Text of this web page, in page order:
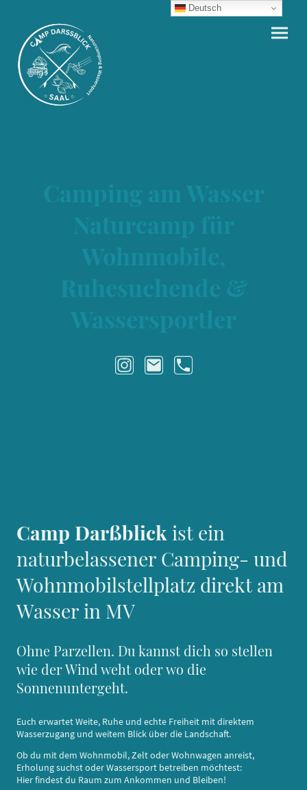
Camp Darßblick ist ein
naturbelassener Camping- und
Wohnmobilstellplatz direkt am
Wasser in MV
Ohne Parzellen. Du kannst dich so stellen
wie der Wind weht oder wo die
Sonnenuntergeht.
Euch erwartet Weite, Ruhe und echte Freiheit mit direktem
Wasserzugang und weitem Blick über die Landschaft.
Ob du mit dem Wohnmobil, Zelt oder Wohnwagen anreist,
Erholung suchst oder Wassersport betreiben möchtest:
Hier findest du Raum zum Ankommen und Bleiben!
Deutsch